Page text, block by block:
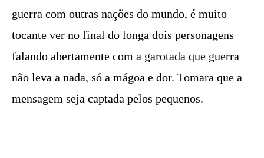
guerra com outras nações do mundo, é muito
tocante ver no final do longa dois personagens
falando abertamente com a garotada que guerra
não leva a nada, só a mágoa e dor. Tomara que a
mensagem seja captada pelos pequenos.